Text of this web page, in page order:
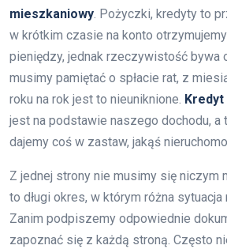
mieszkaniowy. Pożyczki, kredyty to
w krótkim czasie na konto
pieniędzy, jednak rzeczywistość bywa
musimy pamiętać o spłacie rat, z
roku na rok jest to nieuniknione.
jest na podstawie naszego dochodu, a
dajemy coś w zastaw, jakąś
Z jednej strony nie musimy się niczym
to długi okres, w którym różna
Zanim podpiszemy odpowiednie
zapoznać się z każdą stroną. Często